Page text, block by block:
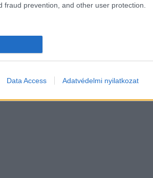
fraud prevention, and other user protection.
Data Access Adatvédelmi nyilatkozat